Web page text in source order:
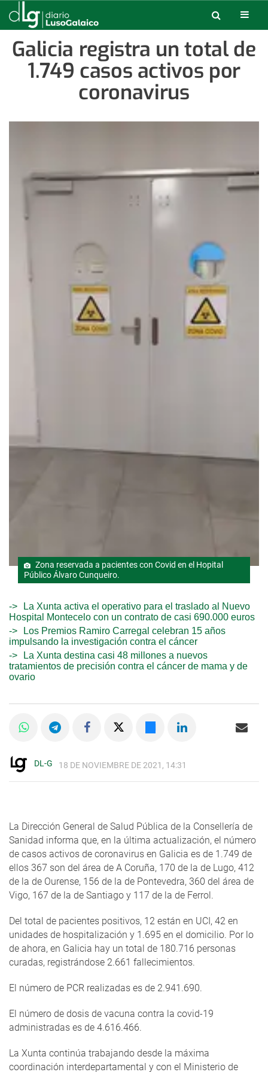
Galicia registra un total de
1.749 casos activos por
coronavirus
Zona reservada a pacientes con Covid en el Hopital
Público Álvaro Cunqueiro.
La Xunta activa el operativo para el traslado al Nuevo
Hospital Montecelo con un contrato de casi 690.000 euros
Los Premios Ramiro Carregal celebran 15 años
impulsando la investigación contra el cáncer
La Xunta destina casi 48 millones a nuevos
tratamientos de precisión contra el cáncer de mama y de
ovario
DL-G 18 DE NOVIEMBRE DE 2021, 14:31
La Dirección General de Salud Pública de la Consellería de
Sanidad informa que, en la última actualización, el número
de casos activos de coronavirus en Galicia es de 1.749 de
ellos 367 son del área de A Coruña, 170 de la de Lugo, 412
de la de Ourense, 156 de la de Pontevedra, 360 del área de
Vigo, 167 de la de Santiago y 117 de la de Ferrol.
Del total de pacientes positivos, 12 están en UCI, 42 en
unidades de hospitalización y 1.695 en el domicilio. Por lo
de ahora, en Galicia hay un total de 180.716 personas
curadas, registrándose 2.661 fallecimientos.
El número de PCR realizadas es de 2.941.690.
El número de dosis de vacuna contra la covid-19
administradas es de 4.616.466.
La Xunta continúa trabajando desde la máxima
coordinación interdepartamental y con el Ministerio de